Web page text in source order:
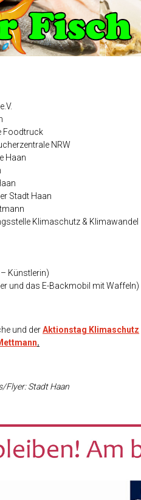
e.V.
Foodtruck
NRW
Haan
der Stadt Haan
Klimaschutz & Klimawandel
– Künstlerin)
und das E-Backmobil mit Waffeln)
und derAktionstag Klimaschutz
.
Flyer: Stadt Haan